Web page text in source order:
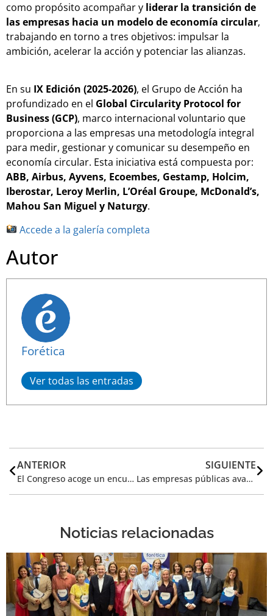
como propósito acompañar y liderar la transición de
las empresas hacia un modelo de economía circular,
trabajando en torno a tres objetivos: impulsar la
ambición, acelerar la acción y potenciar las alianzas.
En su IX Edición (2025-2026), el Grupo de Acción ha
profundizado en el Global Circularity Protocol for
Business (GCP), marco internacional voluntario que
proporciona a las empresas una metodología integral
para medir, gestionar y comunicar su desempeño en
economía circular. Esta iniciativa está compuesta por:
ABB, Airbus, Ayvens, Ecoembes, Gestamp, Holcim,
Iberostar, Leroy Merlin, L’Oréal Groupe, McDonald’s,
Mahou San Miguel y Naturgy.
Accede a la galería completa
Autor
Forética
Ver todas las entradas
ANTERIOR
El Congreso acoge un encuentro de Forética para dialogar sobre el impulso de la transformación sostenible
SIGUIENTE
Las empresas públicas avanzan en la compensación de emisiones y su integración en las estrategias climáticas
Noticias relacionadas